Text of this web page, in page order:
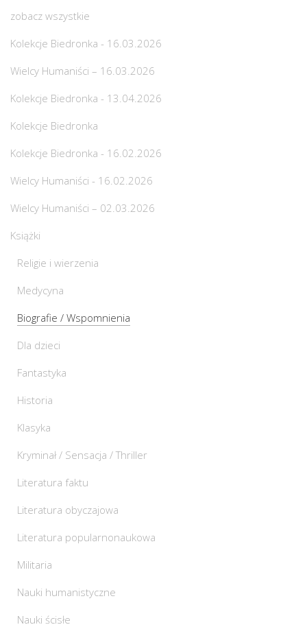
zobacz wszystkie
Kolekcje Biedronka - 16.03.2026
Wielcy Humaniści – 16.03.2026
Kolekcje Biedronka - 13.04.2026
Kolekcje Biedronka
Kolekcje Biedronka - 16.02.2026
Wielcy Humaniści - 16.02.2026
Wielcy Humaniści – 02.03.2026
Książki
Religie i wierzenia
Medycyna
Biografie / Wspomnienia
Dla dzieci
Fantastyka
Historia
Klasyka
Kryminał / Sensacja / Thriller
Literatura faktu
Literatura obyczajowa
Literatura popularnonaukowa
Militaria
Nauki humanistyczne
Nauki ścisłe